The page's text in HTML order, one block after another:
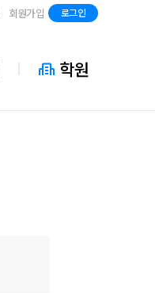
회원가입 로그인
학원